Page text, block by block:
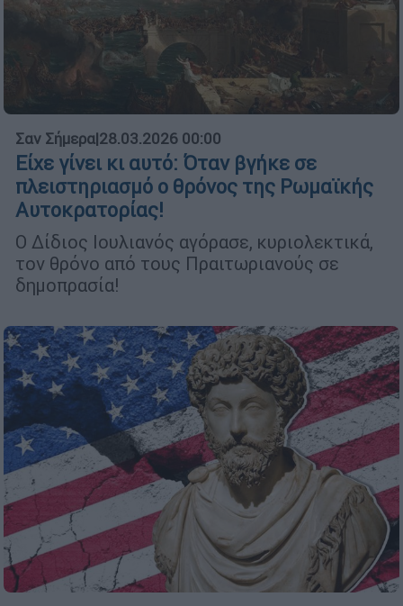
Σαν Σήμερα|28.03.2026 00:00
Είχε γίνει κι αυτό: Όταν βγήκε σε
πλειστηριασμό ο θρόνος της Ρωμαϊκής
Αυτοκρατορίας!
Ο Δίδιος Ιουλιανός αγόρασε, κυριολεκτικά,
τον θρόνο από τους Πραιτωριανούς σε
δημοπρασία!